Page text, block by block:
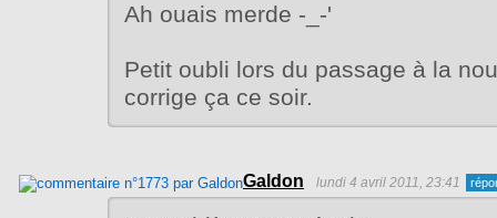
Ah ouais merde -_-'
Petit oubli lors du passage à la
corrige ça ce soir.
Galdon lundi 4 avril 2011, 23:41